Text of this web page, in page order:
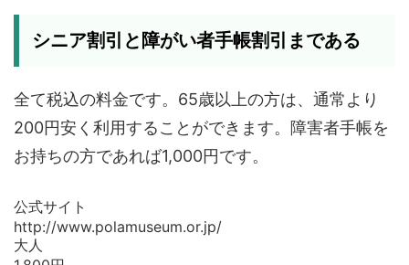
シニア割引と障がい者手帳割引まである
全て税込の料金です。65歳以上の方は、通常より
200円安く利用することができます。障害者手帳を
お持ちの方であれば1,000円です。
公式サイト
http://www.polamuseum.or.jp/
大人